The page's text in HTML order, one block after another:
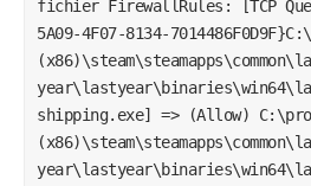
fichier FirewallRules: [TCP
5A09-4F07-8134-
shipping.exe] => (Allow)